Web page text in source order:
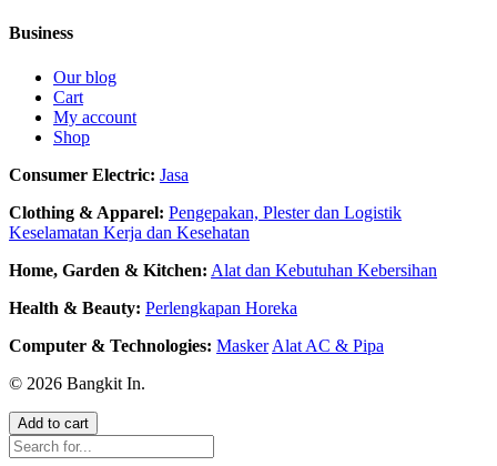
Business
Our blog
Cart
My account
Shop
Consumer Electric: Jasa
Clothing & Apparel: Pengepakan, Plester dan Logistik
Keselamatan Kerja dan Kesehatan
Home, Garden & Kitchen: Alat dan Kebutuhan Kebersihan
Health & Beauty: Perlengkapan Horeka
Computer & Technologies: Masker Alat AC & Pipa
© 2026 Bangkit In.
Add to cart